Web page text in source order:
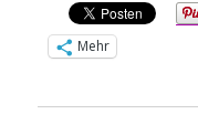
Mehr